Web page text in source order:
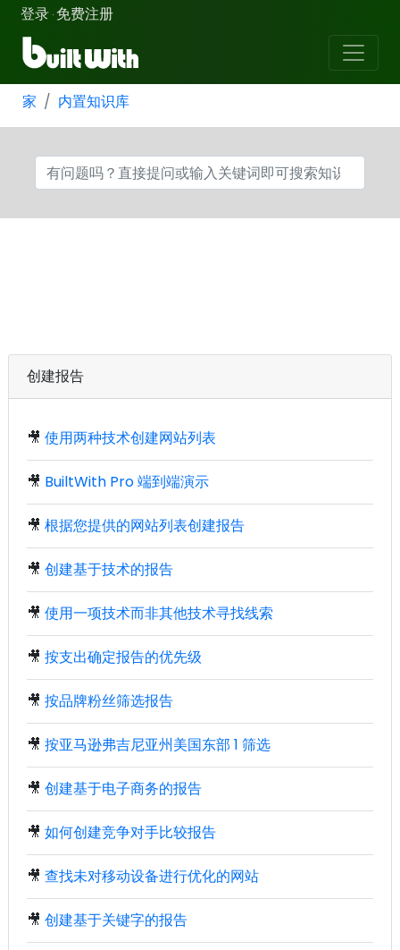
登录 · 免费注册
家 内置知识库
创建报告
🎥 使用两种技术创建网站列表
🎥 BuiltWith Pro 端到端演示
🎥 根据您提供的网站列表创建报告
🎥 创建基于技术的报告
🎥 使用一项技术而非其他技术寻找线索
🎥 按支出确定报告的优先级
🎥 按品牌粉丝筛选报告
🎥 按亚马逊弗吉尼亚州美国东部 1 筛选
🎥 创建基于电子商务的报告
🎥 如何创建竞争对手比较报告
🎥 查找未对移动设备进行优化的网站
🎥 创建基于关键字的报告